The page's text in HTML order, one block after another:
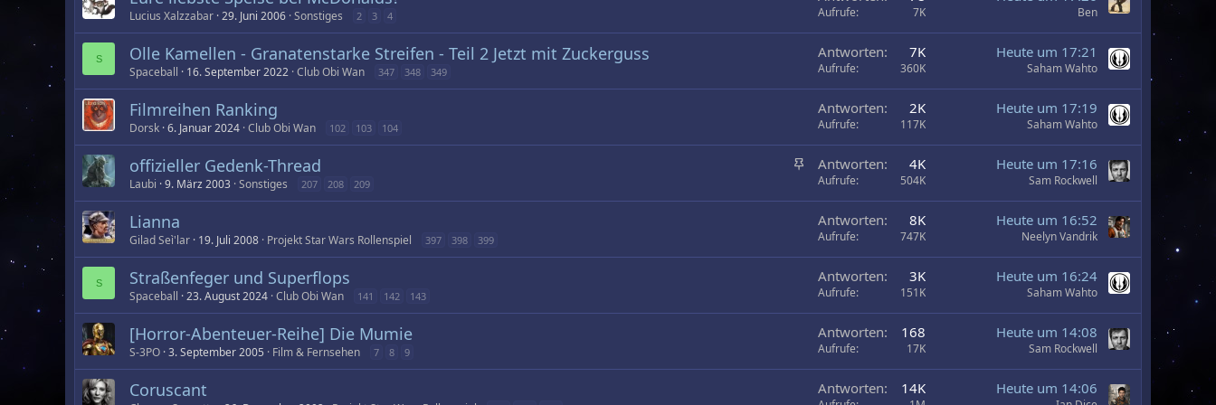
Lucius Xalzzabar 29. Juni 2006 Sonstiges 2 3 4 Aufrufe 7K Ben
S Olle Kamellen - Granatenstarke Streifen - Teil 2 Jetzt mit Zuckerguss
Spaceball 16. September 2022 Club Obi Wan 347 348 349
Antworten 7K
Aufrufe 360K
Heute um 17:21
Saham Wahto
Filmreihen Ranking
Dorsk 6. Januar 2024 Club Obi Wan 102 103 104
Antworten 2K
Aufrufe 117K
Heute um 17:19
Saham Wahto
A
g
i
t
offizieller Gedenk-Thread
Laubi 9. März 2003 Sonstiges 207 208 209
Antworten 4K
Aufrufe 504K
Heute um 17:16
Sam Rockwell
Lianna
Gilad Seì'lar 19. Juli 2008 Projekt Star Wars Rollenspiel 397 398 399
Antworten 8K
Aufrufe 747K
Heute um 16:52
Neelyn Vandrik
S Straßenfeger und Superflops
Spaceball 23. August 2024 Club Obi Wan 141 142 143
Antworten 3K
Aufrufe 151K
Heute um 16:24
Saham Wahto
[Horror-Abenteuer-Reihe] Die Mumie
S-3PO 3. September 2005 Film & Fernsehen 7 8 9
Antworten 168
Aufrufe 17K
Heute um 14:08
Sam Rockwell
Coruscant Antworten 14K Heute um 14:06